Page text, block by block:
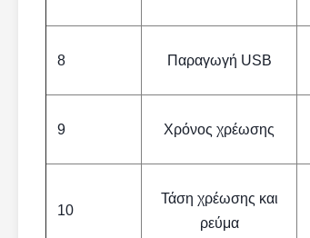
8 Παραγωγή USB
9 Χρόνος χρέωσης
10
Τάση χρέωσης και
ρεύμα